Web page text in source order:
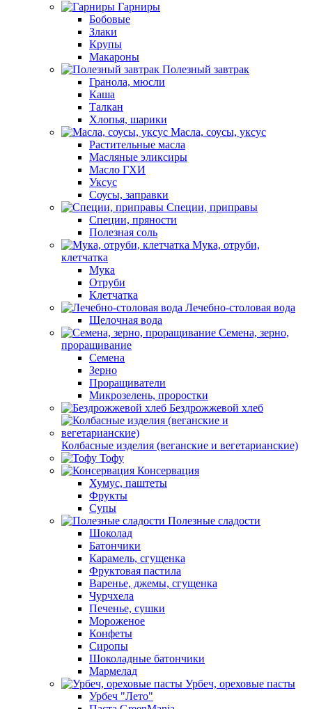
Гарниры
Бобовые
Злаки
Крупы
Макароны
Полезный завтрак
Гранола, мюсли
Каша
Талкан
Хлопья, шарики
Масла, соусы, уксус
Растительные масла
Масляные эликсиры
Масло ГХИ
Уксус
Соусы, заправки
Специи, приправы
Специи, пряности
Полезная соль
Мука, отруби,
клетчатка
Мука
Отруби
Клетчатка
Лечебно-столовая вода
Щелочная вода
Семена, зерно,
проращивание
Семена
Зерно
Проращиватели
Микрозелень, проростки
Бездрожжевой хлеб
Колбасные изделия (веганские и вегетарианские)
Тофу
Консервация
Хумус, паштеты
Фрукты
Супы
Полезные сладости
Шоколад
Батончики
Карамель, сгущенка
Фруктовая пастила
Варенье, джемы, сгущенка
Чурчхела
Печенье, сушки
Мороженое
Конфеты
Сиропы
Шоколадные батончики
Мармелад
Урбеч, ореховые пасты
Урбеч "Лето"